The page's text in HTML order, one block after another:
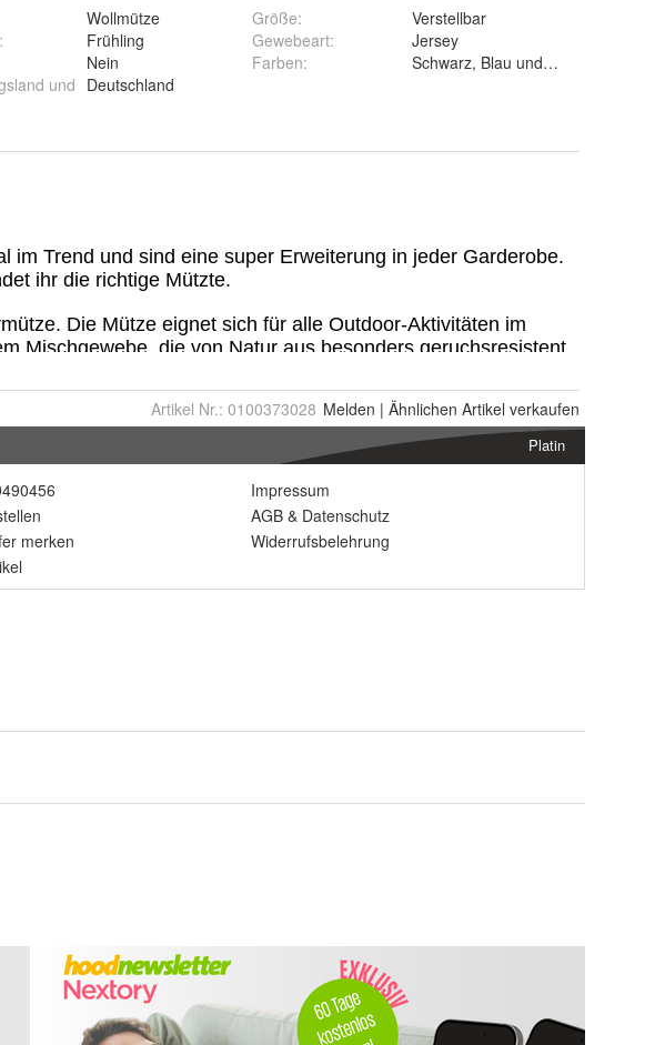
Wollmütze
:
Frühling
Nein
und Deutschland
Größe:
Verstellbar
Gewebeart:
Jersey
Farben: Schwarz, Blau und Rot
Artikel Nr.: 0100373028 Melden | Ähnlichen Artikel verkaufen
Platin
merken
Impressum
AGB & Datenschutz
Widerrufsbelehrung